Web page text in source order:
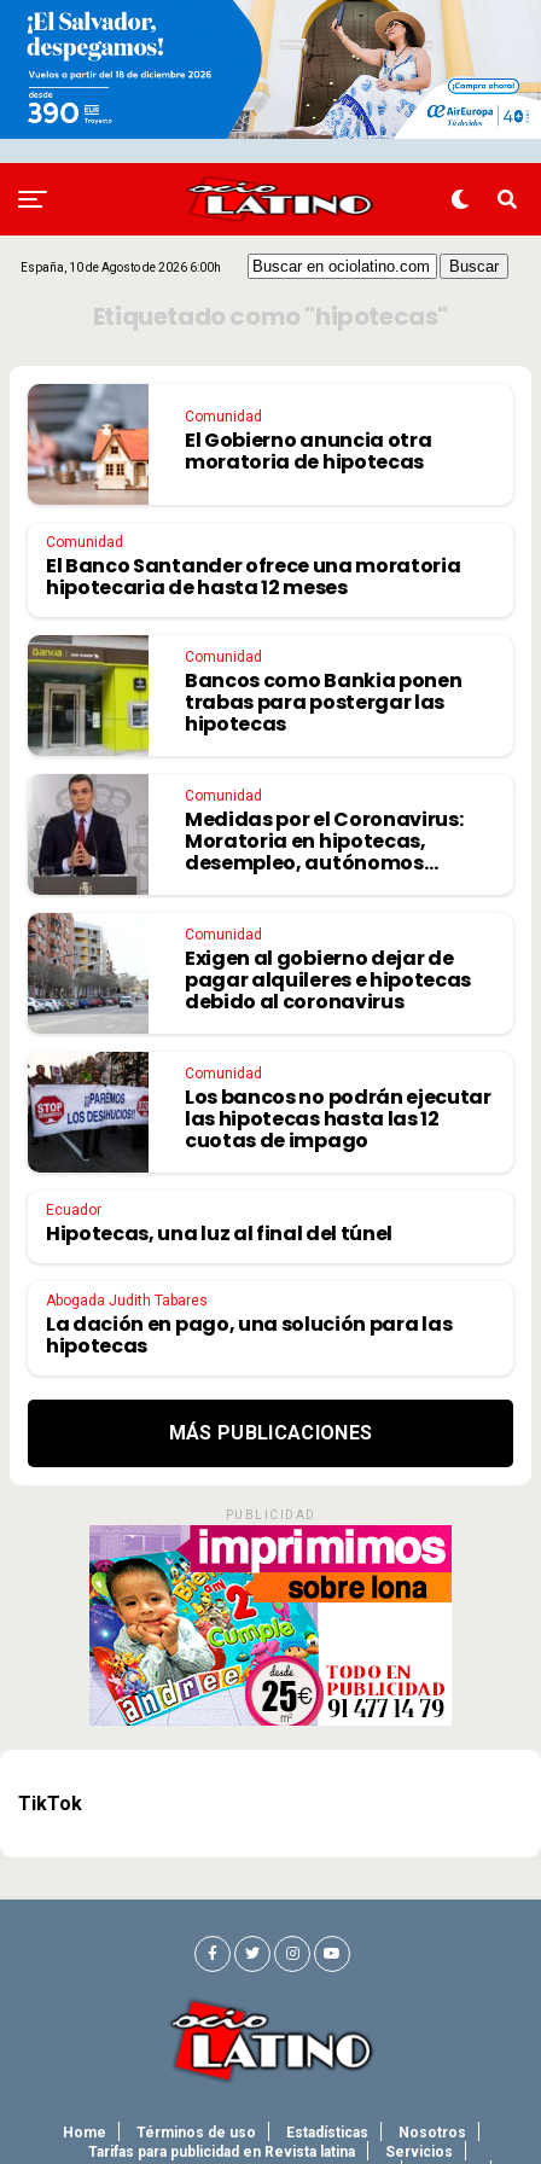
España, 10 de Agosto de 2026 6:00h
Etiquetado como "hipotecas"
Comunidad
El Gobierno anuncia otra
moratoria de hipotecas
Comunidad
El Banco Santander ofrece una moratoria
hipotecaria de hasta 12 meses
Comunidad
Bancos como Bankia ponen
trabas para postergar las
hipotecas
Comunidad
Medidas por el Coronavirus:
Moratoria en hipotecas,
desempleo, autónomos…
Comunidad
Exigen al gobierno dejar de
pagar alquileres e hipotecas
debido al coronavirus
Comunidad
Los bancos no podrán ejecutar
las hipotecas hasta las 12
cuotas de impago
Ecuador
Hipotecas, una luz al final del túnel
Abogada Judith Tabares
La dación en pago, una solución para las
hipotecas
MÁS PUBLICACIONES
PUBLICIDAD
TikTok
Home Términos de uso Estadísticas
Nosotros
Tarifas para publicidad en Revista latina
Servicios